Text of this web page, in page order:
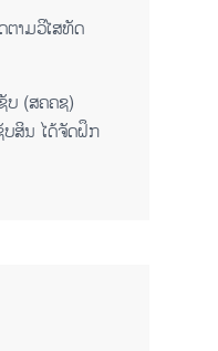
ຕາມ​ວິ​ໄສ​ທັດ​
ບ (ສຄຄຊ)
ສິນ ໄດ້ຈັດຝຶກ